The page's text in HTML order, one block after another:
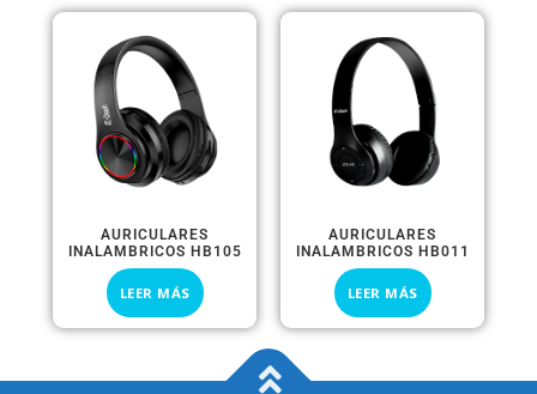
AURICULARES
INALAMBRICOS HB105
LEER MÁS
AURICULARES
INALAMBRICOS HB011
LEER MÁS